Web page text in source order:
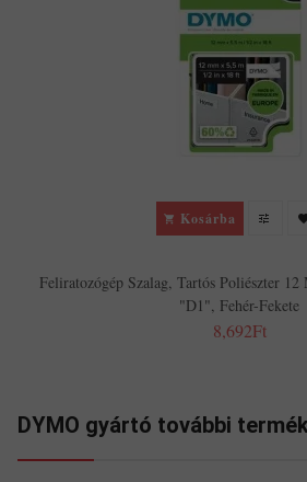
Kosárba
Feliratozógép Szalag, Tartós Poliészter
"D1", Fehér-Fekete
8,692Ft
DYMO gyártó további